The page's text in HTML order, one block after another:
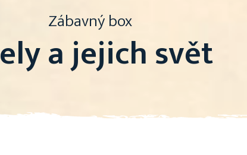
Zábavný box
a jejich svět